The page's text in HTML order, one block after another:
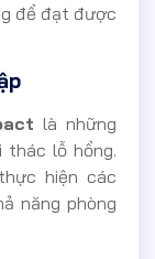
để đạt được
là những
thác lỗ hổng.
thực hiện các
năng phòng